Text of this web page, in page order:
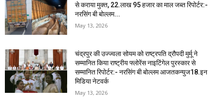
से कराया मुक्त, 22.लाख 95 हजार का माल जब्त रिपोर्टर:-
नरसिंग बी बोल्लम...
May 13, 2026
चंद्रपुर की उज्ज्वला सोयम को राष्ट्रपति द्रौपदी मुर्मू ने
सम्मानित किया राष्ट्रीय फ्लोरेंस नाइटिंगेल पुरस्कार से
सम्मानित रिपोर्टर:- नरसिंग बी बोल्लम आजतकन्युज18.इन
मिडिया नेटवर्क
May 13, 2026